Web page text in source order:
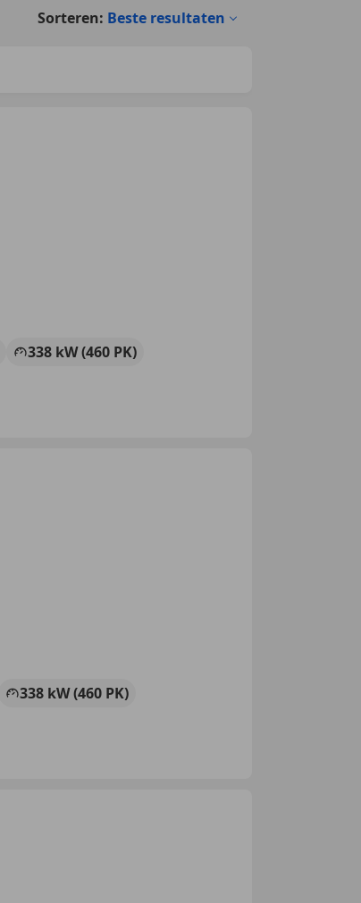
Sorteren: Beste resultaten
338 kW (460 PK)
338 kW (460 PK)